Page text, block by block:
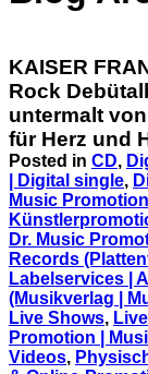
KAISER
Rock
untermalt
für Herz und
Posted in CD,
| Digital single,
Music
Dr. Music
Records
Labelservices |
(Musikverlag |
Live Shows, Live
Promotion |
Videos,